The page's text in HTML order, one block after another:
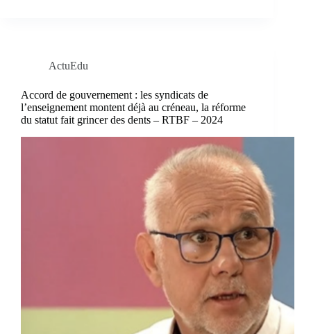
ActuEdu
Accord de gouvernement : les syndicats de
l’enseignement montent déjà au créneau, la réforme
du statut fait grincer des dents – RTBF – 2024